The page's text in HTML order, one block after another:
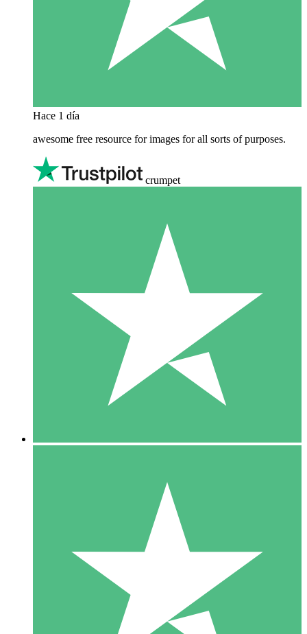
Hace 1 día
awesome free resource for images for all sorts of purposes.
crumpet